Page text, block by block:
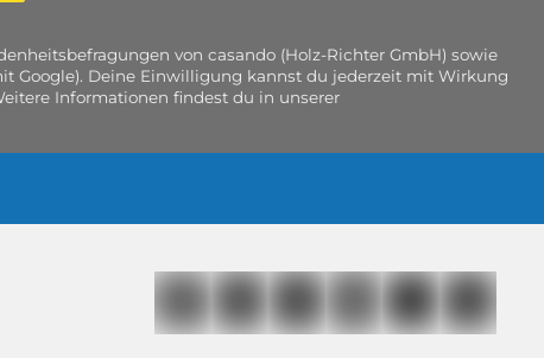
von casando (Holz-Richter GmbH) sowie
Google). Deine Einwilligung kannst du jederzeit mit Wirkung
Informationen findest du in unserer